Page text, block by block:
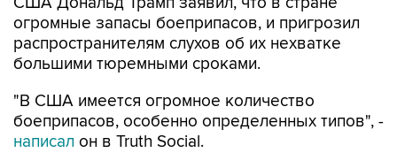
огромные запасы боеприпасов, и пригрозил
распространителям слухов об их нехватке
большими тюремными сроками.
"В США имеется огромное количество
боеприпасов, особенно определенных типов", -
написал он в Truth Social.